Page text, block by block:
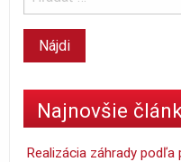
Najnovšie
Realizácia záhrady